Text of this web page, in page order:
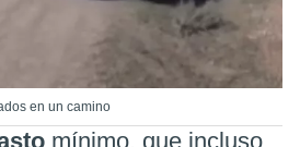
en un camino
mínimo, que incluso